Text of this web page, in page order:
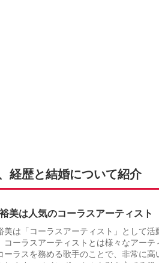
経歴と結婚について紹介
美は人気のコーラスアーティスト
美は「コーラスアーティスト」として活
コーラスアーティストとは様々なアーテ
ーラスを務める歌手のことで、非常に高